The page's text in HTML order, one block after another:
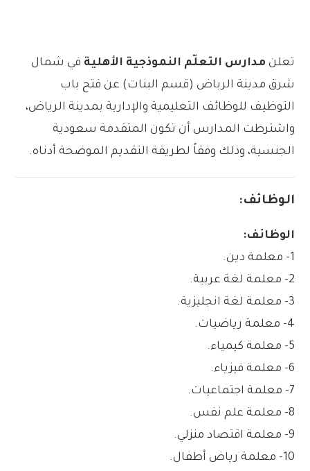
تعلن مدارس التعلّم النموذجية الأهلية في شمال
شرق مدينة الرباض (قسم البنات) عن فتح باب
التوظيف للوظائف التعليمية والإدارية بمدينة الرياض،
واشترطت المدارس أن تكون المتقدمة سعودية
الجنسية، وذلك وفقاً لطريقة التقديم الموضحة أدناه.
الوظائف:
الوظائف:
1- معلمة دين.
2- معلمة لغة عربية.
3- معلمة لغة انجليزية.
4- معلمة رياضيات.
5- معلمة كيمياء.
6- معلمة فيزياء.
7- معلمة اجتماعيات.
8- معلمة علم نفس.
9- معلمة اقتصاد منزلي.
10- معلمة رياض أطفال.